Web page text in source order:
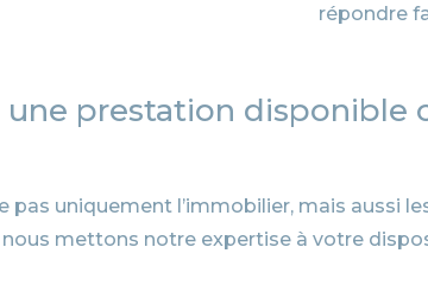
répondre
prestation disponible
uniquement l’immobilier, mais aussi
nous mettons notre expertise à votre